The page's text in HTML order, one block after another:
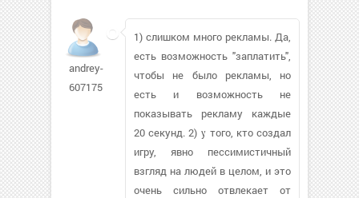
andrey-
607175
1) слишком много рекламы. Да,
есть возможность "заплатить",
чтобы не было рекламы, но
есть и возможность не
показывать рекламу каждые
20 секунд. 2) у того, кто создал
игру, явно пессимистичный
взгляд на людей в целом, и это
очень сильно отвлекает от